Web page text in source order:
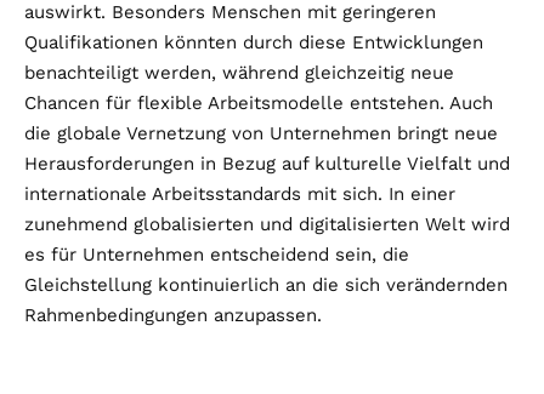
auswirkt. Besonders Menschen mit geringeren
Qualifikationen könnten durch diese Entwicklungen
benachteiligt werden, während gleichzeitig neue
Chancen für flexible Arbeitsmodelle entstehen. Auch
die globale Vernetzung von Unternehmen bringt neue
Herausforderungen in Bezug auf kulturelle Vielfalt und
internationale Arbeitsstandards mit sich. In einer
zunehmend globalisierten und digitalisierten Welt wird
es für Unternehmen entscheidend sein, die
Gleichstellung kontinuierlich an die sich verändernden
Rahmenbedingungen anzupassen.